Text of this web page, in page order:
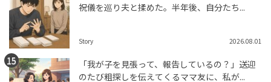
祝儀を巡り夫と揉めた。半年後、自分たち...
Story 2026.08.01
「我が子を見張って、報告しているの？」送迎
のたび粗探しを伝えてくるママ友に、私が...